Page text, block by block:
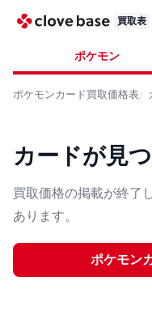
買取表
ポケモン
ポケモンカード買取価格表
カードが見
買取価格の掲載が終了
あります。
ポケモン